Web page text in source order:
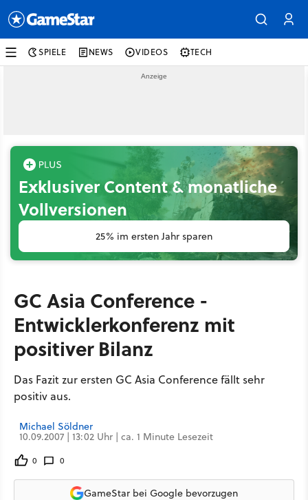
SPIELE NEWS VIDEOS TECH
Exklusiver Content & monatliche
Vollversionen
25% im ersten Jahr sparen
GC Asia Conference -
Entwicklerkonferenz mit
positiver Bilanz
Das Fazit zur ersten GC Asia Conference fällt sehr
positiv aus.
Michael Söldner
10.09.2007 | 13:02 Uhr | ca. 1 Minute Lesezeit
0 0
GameStar bei Google bevorzugen